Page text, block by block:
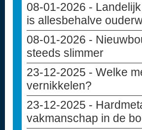
08-01-2026 -
is allesbehalve
08-01-2026 -
steeds slimmer
23-12-2025 - Welke
vernikkelen?
23-12-2025 -
vakmanschap in de